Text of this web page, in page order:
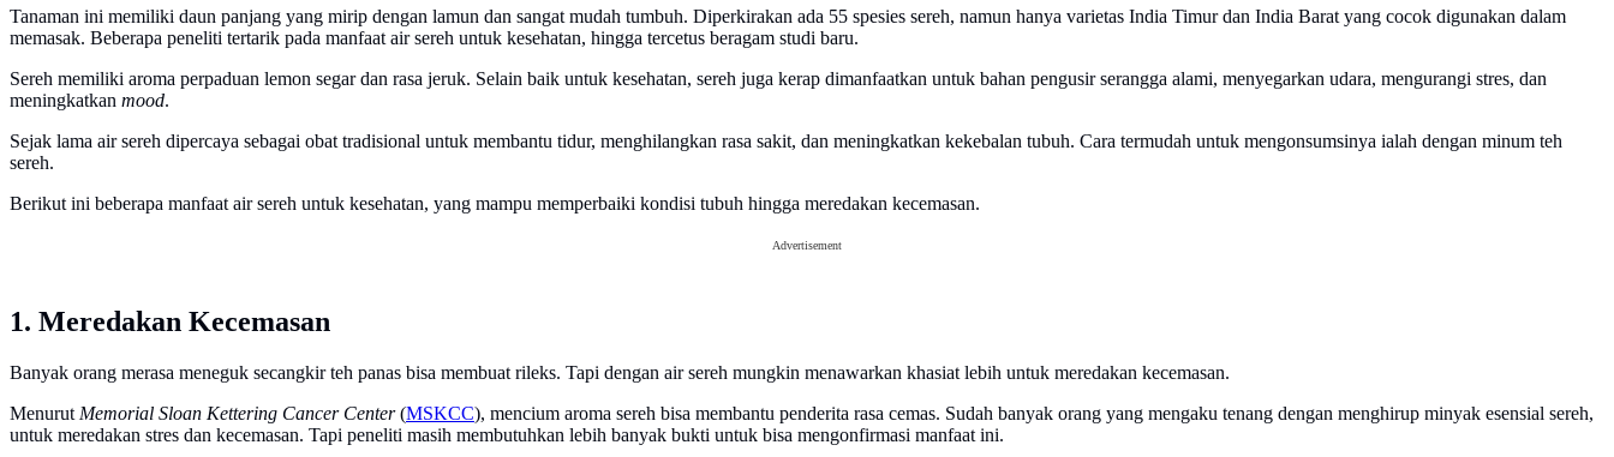
Tanaman ini memiliki daun panjang yang mirip dengan lamun dan sangat mudah tumbuh. Diperkirakan ada 55 spesies sereh, namun hanya varietas India Timur dan India Barat yang cocok digunakan dalam
memasak. Beberapa peneliti tertarik pada manfaat air sereh untuk kesehatan, hingga tercetus beragam studi baru.
Sereh memiliki aroma perpaduan lemon segar dan rasa jeruk. Selain baik untuk kesehatan, sereh juga kerap dimanfaatkan untuk bahan pengusir serangga alami, menyegarkan udara, mengurangi stres, dan
meningkatkan mood.
Sejak lama air sereh dipercaya sebagai obat tradisional untuk membantu tidur, menghilangkan rasa sakit, dan meningkatkan kekebalan tubuh. Cara termudah untuk mengonsumsinya ialah dengan minum teh
sereh.
Berikut ini beberapa manfaat air sereh untuk kesehatan, yang mampu memperbaiki kondisi tubuh hingga meredakan kecemasan.
Advertisement
1. Meredakan Kecemasan
Banyak orang merasa meneguk secangkir teh panas bisa membuat rileks. Tapi dengan air sereh mungkin menawarkan khasiat lebih untuk meredakan kecemasan.
Menurut Memorial Sloan Kettering Cancer Center(MSKCC), mencium aroma sereh bisa membantu penderita rasa cemas. Sudah banyak orang yang mengaku tenang dengan menghirup minyak esensial sereh,
untuk meredakan stres dan kecemasan. Tapi peneliti masih membutuhkan lebih banyak bukti untuk bisa mengonfirmasi manfaat ini.